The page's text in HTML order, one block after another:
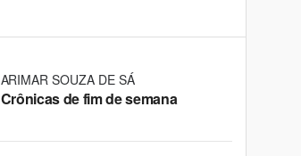
ARIMAR SOUZA DE SÁ
Crônicas de fim de semana